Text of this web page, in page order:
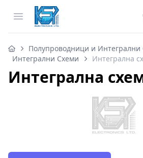
Open menu
Полупроводници и Интегрални
Интегрални Схеми
Интегрална
Интегрална